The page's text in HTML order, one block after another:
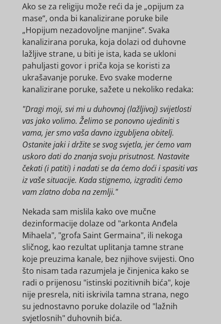
Ako se za religiju može reći da je „opijum za
mase“, onda bi kanalizirane poruke bile
„Hopijum nezadovoljne manjine“. Svaka
kanalizirana poruka, koja dolazi od duhovne
lažljive strane, u biti je ista, kada se ukloni
pahuljasti govor i priča koja se koristi za
ukrašavanje poruke. Evo svake moderne
kanalizirane poruke, sažete u nekoliko redaka:
"Dragi moji, svi mi u duhovnoj (lažljivoj) svijetlosti
vas jako volimo. Želimo se ponovno ujediniti s
vama, jer smo vaša davno izgubljena obitelj.
Ostanite jaki i držite se svog svjetla, jer ćemo vam
uskoro dati do znanja svoju prisutnost. Nastavite
čekati (i patiti) i nadati se da ćemo doći i spasiti vas
iz vaše situacije. Kada stignemo, izgraditi ćemo
vam zlatno doba na zemlji."
Nekada sam mislila kako ove mučne
dezinformacije dolaze od "arkonta Anđela
Mihaela", "grofa Saint Germaina", ili nekoga
sličnog, kao rezultat uplitanja tamne strane
koje preuzima kanale, bez njihove svijesti. Ono
što nisam tada razumjela je činjenica kako se
radi o prijenosu "istinski pozitivnih bića", koje
nije presrela, niti iskrivila tamna strana, nego
su jednostavno poruke dolazile od "lažnih
svjetlosnih" duhovnih bića.